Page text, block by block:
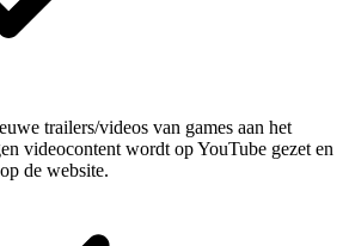
trailers/videos van games aan het
videocontent wordt op YouTube gezet en
de website.